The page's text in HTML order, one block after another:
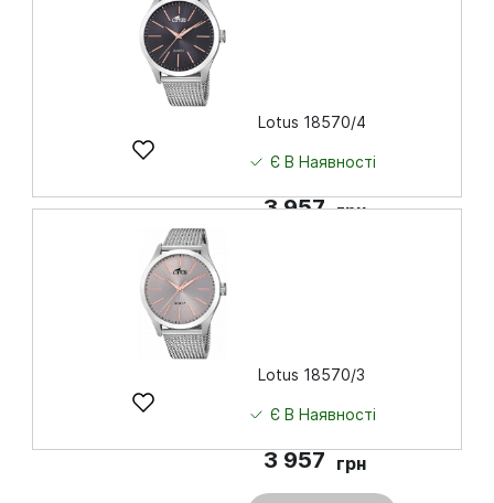
Lotus 18570/4
Є В Наявності
3 957 грн
Lotus 18570/3
Є В Наявності
3 957 грн